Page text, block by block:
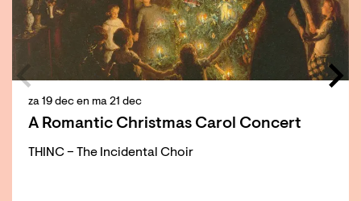
A Romantic Christmas Carol Concert
THINC – The Incidental Choir
za 19 dec en ma 21 dec